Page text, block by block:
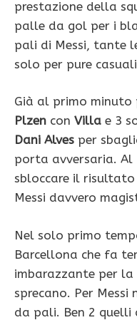
prestazione della
palle da gol per i
pali di Messi, tante
solo per pure
Già al primo minuto
Plzen con Villa e 3
Dani Alves per
porta avversaria. Al
sbloccare il
Messi davvero
Nel solo primo
Barcellona che fa
imbarazzante per la
sprecano. Per
da pali. Ben 2